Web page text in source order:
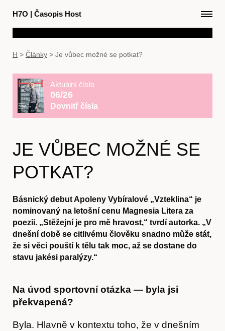
H7O | Časopis Host
H > Články > Je vůbec možné se potkat?
Aktuální číslo
06/26
Dovnitř čísla
JE VŮBEC MOŽNÉ SE
POTKAT?
Básnický debut Apoleny Vybíralové „Vzteklina“ je
nominovaný na letošní cenu Magnesia Litera za
poezii. „Stěžejní je pro mě hravost,“ tvrdí autorka. „V
dnešní době se citlivému člověku snadno může stát,
že si věci pouští k tělu tak moc, až se dostane do
stavu jakési paralýzy.“
Na úvod sportovní otázka — byla jsi
překvapená?
Byla. Hlavně v kontextu toho, že v dnešním